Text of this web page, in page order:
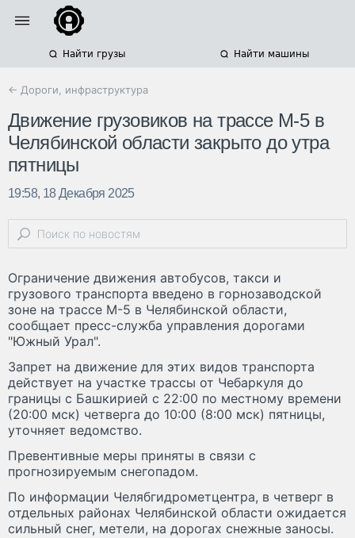
Найти грузы Найти машины
← Дороги, инфраструктура
Движение грузовиков на трассе М-5 в
Челябинской области закрыто до утра
пятницы
19:58, 18 Декабря 2025
Ограничение движения автобусов, такси и
грузового транспорта введено в горнозаводской
зоне на трассе М-5 в Челябинской области,
сообщает пресс-служба управления дорогами
"Южный Урал".
Запрет на движение для этих видов транспорта
действует на участке трассы от Чебаркуля до
границы с Башкирией с 22:00 по местному времени
(20:00 мск) четверга до 10:00 (8:00 мск) пятницы,
уточняет ведомство.
Превентивные меры приняты в связи с
прогнозируемым снегопадом.
По информации Челябгидрометцентра, в четверг в
отдельных районах Челябинской области ожидается
сильный снег, метели, на дорогах снежные заносы.